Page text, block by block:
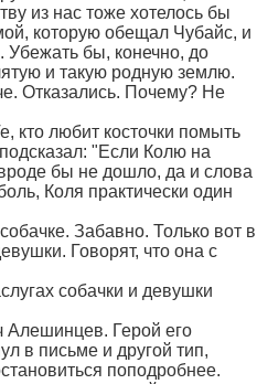
из нас тоже хотелось бы
которую обещал Чубайс, и
Убежать бы, конечно, до
и такую родную землю.
Отказались. Почему? Не
кто любит косточки помыть
"Если Колю на
бы не дошло, да и слова
Коля практически один
Забавно. Только вот в
Говорят, что она с
собачки и девушки
Герой его
в письме и другой тип,
поподробнее.